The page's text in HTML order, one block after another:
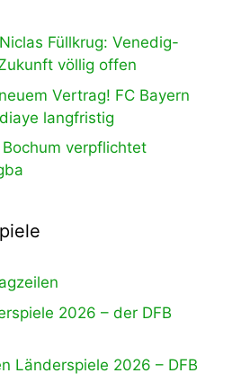
Füllkrug: Venedig-
völlig offen
Vertrag! FC Bayern
langfristig
verpflichtet
2026 – der DFB
Länderspiele 2026 – DFB